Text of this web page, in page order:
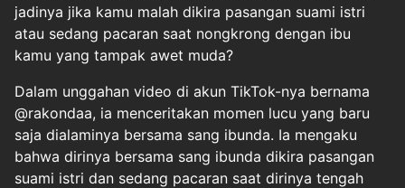
jadinya jika kamu malah dikira pasangan suami istri
atau sedang pacaran saat nongkrong dengan ibu
kamu yang tampak awet muda?
Dalam unggahan video di akun TikTok-nya bernama
@rakondaa, ia menceritakan momen lucu yang baru
saja dialaminya bersama sang ibunda. Ia mengaku
bahwa dirinya bersama sang ibunda dikira pasangan
suami istri dan sedang pacaran saat dirinya tengah